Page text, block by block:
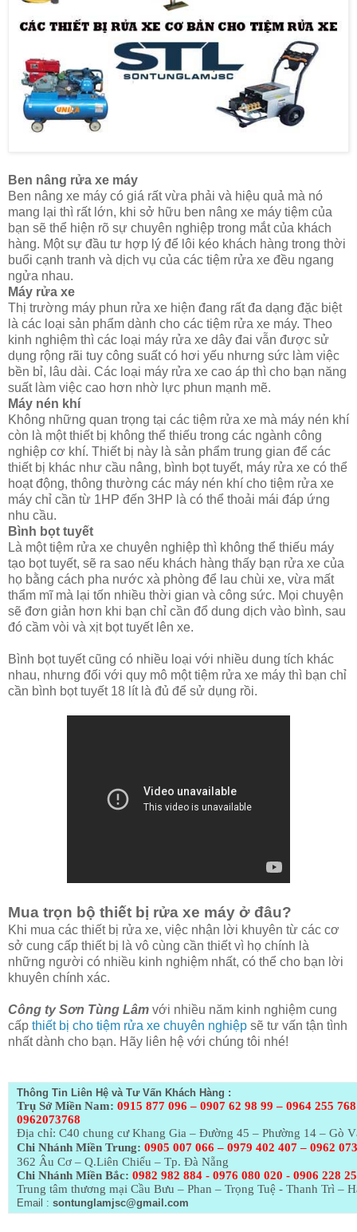
Ben nâng rửa xe máy
Ben nâng xe máy có giá rất vừa phải và hiệu quả mà nó
mang lại thì rất lớn, khi sở hữu ben nâng xe máy tiệm của
bạn sẽ thể hiện rõ sự chuyên nghiệp trong mắt của khách
hàng. Một sự đầu tư hợp lý để lôi kéo khách hàng trong thời
buổi cạnh tranh và dịch vụ của các tiệm rửa xe đều ngang
ngửa nhau.
Máy rửa xe
Thị trường máy phun rửa xe hiện đang rất đa dạng đặc biệt
là các loại sản phẩm dành cho các tiệm rửa xe máy. Theo
kinh nghiệm thì các loại máy rửa xe dây đai vẫn được sử
dụng rộng rãi tuy công suất có hơi yếu nhưng sức làm việc
bền bỉ, lâu dài. Các loại máy rửa xe cao áp thì cho bạn năng
suất làm việc cao hơn nhờ lực phun mạnh mẽ.
Máy nén khí
Không những quan trọng tại các tiệm rửa xe mà máy nén khí
còn là một thiết bị không thể thiếu trong các ngành công
nghiệp cơ khí. Thiết bị này là sản phẩm trung gian để các
thiết bị khác như cầu nâng, bình bọt tuyết, máy rửa xe có thể
hoạt động, thông thường các máy nén khí cho tiệm rửa xe
máy chỉ cần từ 1HP đến 3HP là có thể thoải mái đáp ứng
nhu cầu.
Bình bọt tuyết
Là một tiệm rửa xe chuyên nghiệp thì không thể thiếu máy
tạo bọt tuyết, sẽ ra sao nếu khách hàng thấy bạn rửa xe của
họ bằng cách pha nước xà phòng để lau chùi xe, vừa mất
thẩm mĩ mà lại tốn nhiều thời gian và công sức. Mọi chuyện
sẽ đơn giản hơn khi bạn chỉ cần đổ dung dịch vào bình, sau
đó cầm vòi và xịt bọt tuyết lên xe.
Bình bọt tuyết cũng có nhiều loại với nhiều dung tích khác
nhau, nhưng đối với quy mô một tiệm rửa xe máy thì bạn chỉ
cần bình bọt tuyết 18 lít là đủ để sử dụng rồi.
Mua trọn bộ thiết bị rửa xe máy ở đâu?
Khi mua các thiết bị rửa xe, việc nhận lời khuyên từ các cơ
sở cung cấp thiết bị là vô cùng cần thiết vì họ chính là
những người có nhiều kinh nghiệm nhất, có thể cho bạn lời
khuyên chính xác.
Công ty Sơn Tùng Lâm với nhiều năm kinh nghiệm cung
cấp thiết bị cho tiệm rửa xe chuyên nghiệp sẽ tư vấn tận tình
nhất dành cho bạn. Hãy liên hệ với chúng tôi nhé!
Thông Tin Liên Hệ và Tư Vấn Khách Hàng :
Trụ Sở Miền Nam: 0915 877 096 – 0907 62 98 99 – 0964 255
0962073768
Địa chỉ: C40 chung cư Khang Gia – Đường 45 – Phường 14 – Gò
Chi Nhánh Miền Trung: 0905 007 066 – 0979 402 407 – 0962 073
362 Âu Cơ – Q.Liên Chiểu – Tp. Đà Nẵng
Chi Nhánh Miền Bắc: 0982 982 884 - 0976 080 020 - 0906 228
Trung tâm thương mại Cầu Bưu – Phan – Trọng Tuệ - Thanh Trì –
Email : sontunglamjsc@gmail.com